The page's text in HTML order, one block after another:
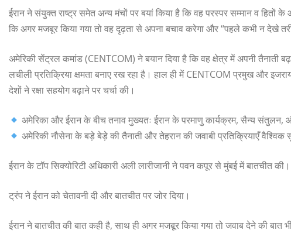
ईरान ने संयुक्त राष्ट्र समेत अन्य मंचों पर बयां किया है कि वह परस्पर सम्मान व हितों
कि अगर मजबूर किया गया तो वह दृढ़ता से अपना बचाव करेगा और “पहले कभी न देखे
अमेरिकी सेंट्रल कमांड (CENTCOM) ने बयान दिया है कि वह क्षेत्र में अपनी तैनाती
लचीली प्रतिक्रिया क्षमता बनाए रख रहा है। हाल ही में CENTCOM प्रमुख और
देशों ने रक्षा सहयोग बढ़ाने पर चर्चा की।
अमेरिका और ईरान के बीच तनाव मुख्यतः ईरान के परमाणु कार्यक्रम, सैन्य संतुलन,
अमेरिकी नौसेना के बड़े बेड़े की तैनाती और तेहरान की जवाबी प्रतिक्रियाएँ वैश्विक
ईरान के टॉप सिक्योरिटी अधिकारी अली लारीजानी ने पवन कपूर से मुंबई में बातचीत की।
ट्रंप ने ईरान को चेतावनी दी और बातचीत पर जोर दिया।
ईरान ने बातचीत की बात कही है, साथ ही अगर मजबूर किया गया तो जवाब देने की बात